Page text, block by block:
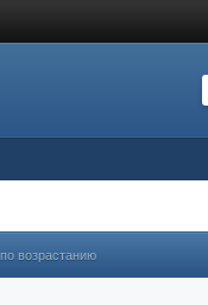
по возрастанию